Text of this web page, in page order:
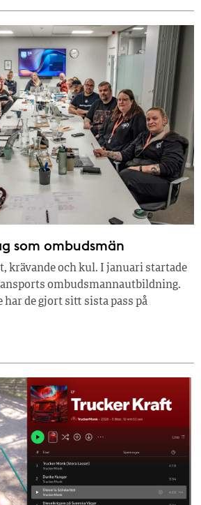
som ombudsmän
krävande och kul. I januari startade
ombudsmannautbildning.
har de gjort sitt sista pass på